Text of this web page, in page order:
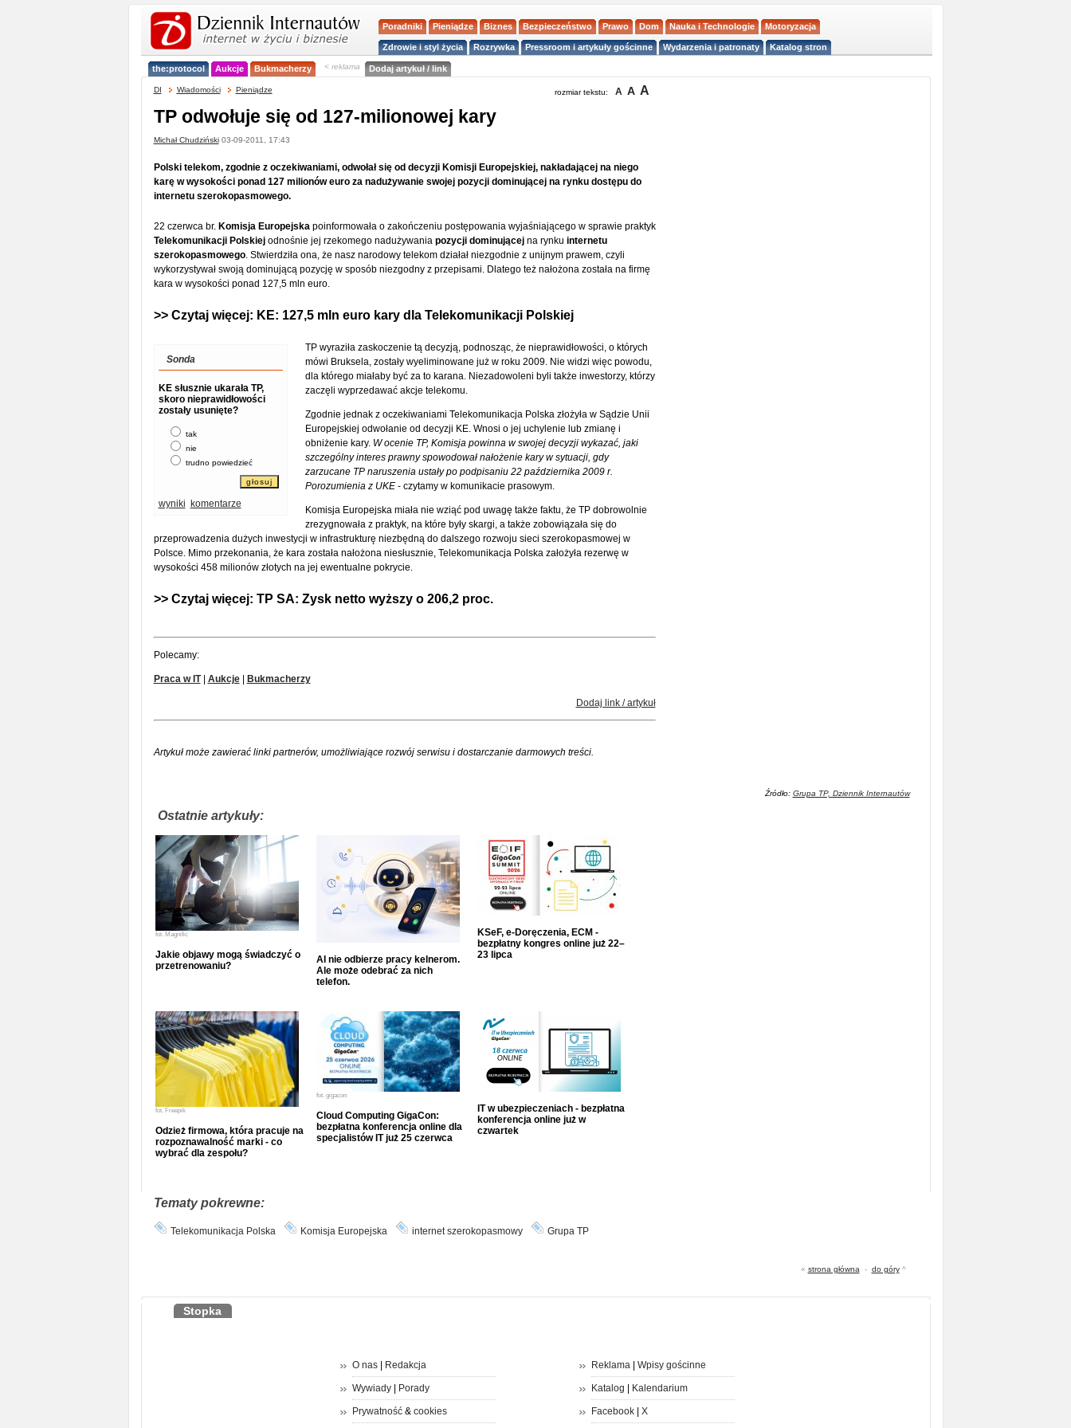
Poradniki Pieniądze Biznes Bezpieczeństwo Prawo Dom Nauka i Technologie Motoryzacja
Zdrowie i styl życia Rozrywka Pressroom i artykuły gościnne Wydarzenia i patronaty Katalog stron
the:protocol Aukcje Bukmacherzy < reklama Dodaj artykuł / link
DI Wiadomości Pieniądze rozmiar tekstu: A A A
TP odwołuje się od 127-milionowej kary
Michał Chudziński03-09-2011, 17:43
Polski telekom, zgodnie z oczekiwaniami, odwołał się od decyzji Komisji Europejskiej, nakładającej na niego
karę w wysokości ponad 127 milionów euro za nadużywanie swojej pozycji dominującej na rynku dostępu do
internetu szerokopasmowego.
22 czerwca br. Komisja Europejskapoinformowała o zakończeniu postępowania wyjaśniającego w sprawie praktyk
Telekomunikacji Polskiejodnośnie jej rzekomego nadużywania pozycji dominującejna rynku internetu
szerokopasmowego. Stwierdziła ona, że nasz narodowy telekom działał niezgodnie z unijnym prawem, czyli
wykorzystywał swoją dominującą pozycję w sposób niezgodny z przepisami. Dlatego też nałożona została na firmę
kara w wysokości ponad 127,5 mln euro.
>> Czytaj więcej: KE: 127,5 mln euro kary dla Telekomunikacji Polskiej
Sonda
KE słusznie ukarała TP,
skoro nieprawidłowości
zostały usunięte?
tak
nie
trudno powiedzieć
wyniki komentarze
TP wyraziła zaskoczenie tą decyzją, podnosząc, że nieprawidłowości, o których
mówi Bruksela, zostały wyeliminowane już w roku 2009. Nie widzi więc powodu,
dla którego miałaby być za to karana. Niezadowoleni byli także inwestorzy, którzy
zaczęli wyprzedawać akcje telekomu.
Zgodnie jednak z oczekiwaniami Telekomunikacja Polska złożyła w Sądzie Unii
Europejskiej odwołanie od decyzji KE. Wnosi o jej uchylenie lub zmianę i
obniżenie kary. W ocenie TP, Komisja powinna w swojej decyzji wykazać, jaki
szczególny interes prawny spowodował nałożenie kary w sytuacji, gdy
zarzucane TP naruszenia ustały po podpisaniu 22 października 2009 r.
Porozumienia z UKE- czytamy w komunikacie prasowym.
Komisja Europejska miała nie wziąć pod uwagę także faktu, że TP dobrowolnie
zrezygnowała z praktyk, na które były skargi, a także zobowiązała się do
przeprowadzenia dużych inwestycji w infrastrukturę niezbędną do dalszego rozwoju sieci szerokopasmowej w
Polsce. Mimo przekonania, że kara została nałożona niesłusznie, Telekomunikacja Polska założyła rezerwę w
wysokości 458 milionów złotych na jej ewentualne pokrycie.
>> Czytaj więcej: TP SA: Zysk netto wyższy o 206,2 proc.
Polecamy:
Praca w IT| Aukcje| Bukmacherzy
Dodaj link / artykuł
Artykuł może zawierać linki partnerów, umożliwiające rozwój serwisu i dostarczanie darmowych treści.
Źródło: Grupa TP, Dziennik Internautów
Ostatnie artykuły:
fot. Magnific
Jakie objawy mogą świadczyć o
przetrenowaniu?
AI nie odbierze pracy kelnerom.
Ale może odebrać za nich
telefon.
KSeF, e-Doręczenia, ECM -
bezpłatny kongres online już 22–
23 lipca
fot. Freepik
Odzież firmowa, która pracuje na
rozpoznawalność marki - co
wybrać dla zespołu?
fot. gigacon
Cloud Computing GigaCon:
bezpłatna konferencja online dla
specjalistów IT już 25 czerwca
IT w ubezpieczeniach - bezpłatna
konferencja online już w
czwartek
Tematy pokrewne:
Telekomunikacja Polska Komisja Europejska internet szerokopasmowy Grupa TP
« strona główna - do góry^
Stopka
O nas| Redakcja
Wywiady| Porady
Prywatność& cookies
Reklama| Wpisy gościnne
Katalog Kalendarium
Facebook| X